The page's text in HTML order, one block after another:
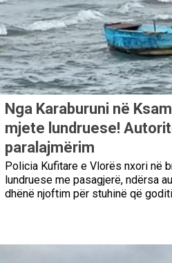
Nga Karaburuni në
mjete lundruese!
paralajmërim
Policia Kufitare e Vlorës nxori në
lundruese me pasagjerë, ndërsa
dhënë njoftim për stuhinë që